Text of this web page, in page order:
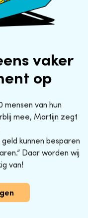
vaker
op
mensen van hun
mee, Martijn zegt
kunnen besparen
Daar worden wij
van!